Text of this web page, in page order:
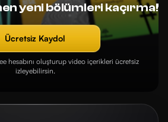
yeni bölümleri kaçırma!
Ücretsiz Kaydol
hesabını oluşturup video içerikleri ücretsiz
izleyebilirsin.